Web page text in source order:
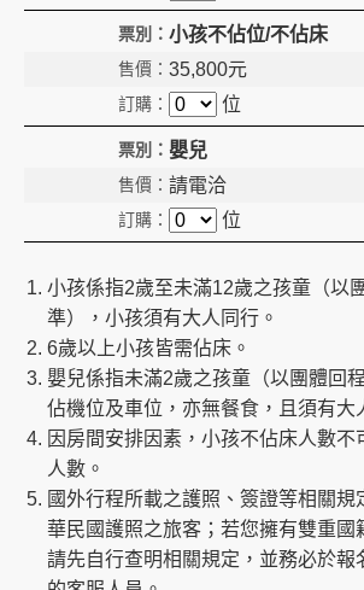
小孩不佔位/不佔床
35,800元
位
嬰兒
請電洽
位
小孩係指2歲至未滿12歲之孩童（以
準），小孩須有大人同行。
6歲以上小孩皆需佔床。
嬰兒係指未滿2歲之孩童（以團體回
佔機位及車位，亦無餐食，且須有大
因房間安排因素，小孩不佔床人數不
人數。
國外行程所載之護照、簽證等相關規
華民國護照之旅客；若您擁有雙重國
請先自行查明相關規定，並務必於報